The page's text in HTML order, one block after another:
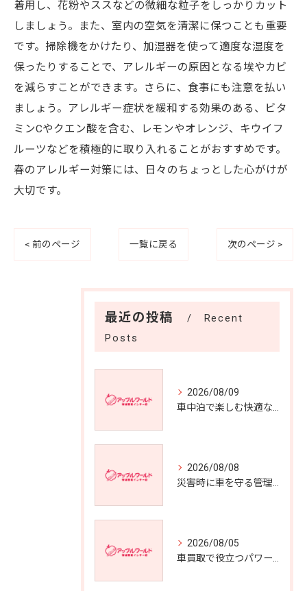
着用し、花粉やススなどの微細な粒子をしっかりカット
しましょう。また、室内の空気を清潔に保つことも重要
です。掃除機をかけたり、加湿器を使って適度な湿度を
保ったりすることで、アレルギーの原因となる埃やカビ
を減らすことができます。さらに、食事にも注意を払い
ましょう。アレルギー症状を緩和する効果のある、ビタ
ミンCやクエン酸を含む、レモンやオレンジ、キウイフ
ルーツなどを積極的に取り入れることがおすすめです。
春のアレルギー対策には、日々のちょっとした心がけが
大切です。
< 前のページ 一覧に戻る 次のページ >
最近の投稿
Recent
Posts
2026/08/09
2026/08/08
2026/08/05